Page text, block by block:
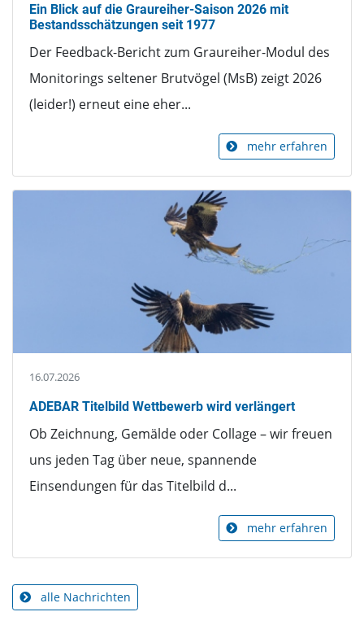
Ein Blick auf die Graureiher-Saison 2026 mit
Bestandsschätzungen seit 1977
Der Feedback-Bericht zum Graureiher-Modul des
Monitorings seltener Brutvögel (MsB) zeigt 2026
(leider!) erneut eine eher...
mehr erfahren
16.07.2026
ADEBAR Titelbild Wettbewerb wird verlängert
Ob Zeichnung, Gemälde oder Collage – wir freuen
uns jeden Tag über neue, spannende
Einsendungen für das Titelbild d...
mehr erfahren
alle Nachrichten